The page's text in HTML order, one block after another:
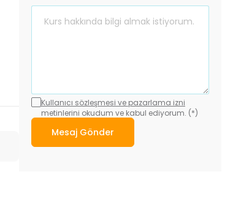
Kullanıcı sözleşmesi ve pazarlama izni
metinlerini okudum ve kabul ediyorum. (*)
Mesaj Gönder